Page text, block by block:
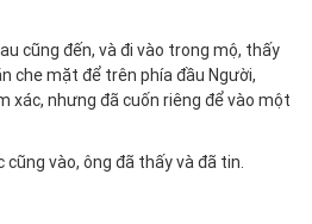
cũng đến, và đi vào trong mộ, thấy
che mặt để trên phía đầu Người,
xác, nhưng đã cuốn riêng để vào một
vào, ông đã thấy và đã tin.